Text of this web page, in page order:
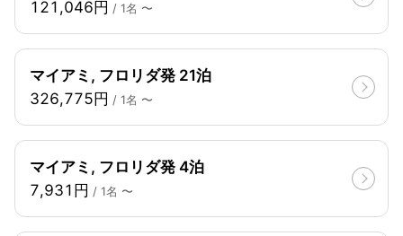
121,046円 / 1名 〜
マイアミ, フロリダ発 21泊
326,775円 / 1名 〜
マイアミ, フロリダ発 4泊
7,931円 / 1名 〜